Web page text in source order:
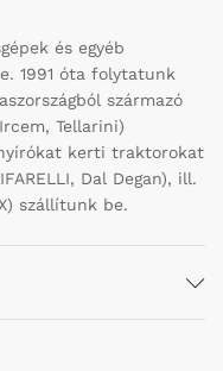
és egyéb
1991 óta folytatunk
származó
Tellarini)
kerti traktorokat
Dal Degan), ill.
szállítunk be.